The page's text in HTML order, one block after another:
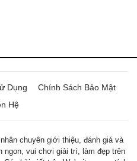
Dụng
Chính Sách Bảo Mật
Hệ
chuyên giới thiệu, đánh giá và
ngon, vui chơi giải trí, làm đẹp trên